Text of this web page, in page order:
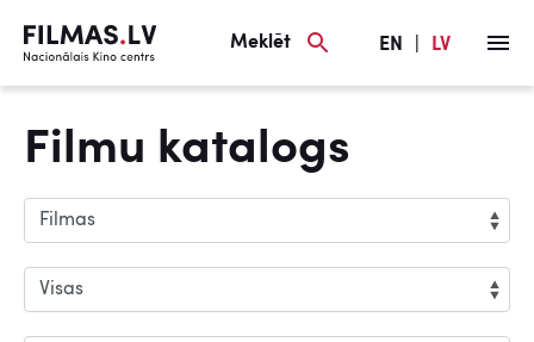
Meklēt EN LV
Filmu katalogs